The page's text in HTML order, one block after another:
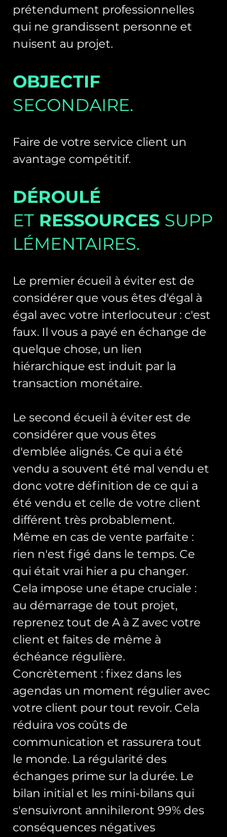
prétendument professionnelles
qui ne grandissent personne et
nuisent au projet.
OBJECTIF
SECONDAIRE.
Faire de votre service client un
avantage compétitif.
DÉROULÉ
ET RESSOURCES SUPP
LÉMENTAIRES.
Le premier écueil à éviter est de
considérer que vous êtes d'égal à
égal avec votre interlocuteur : c'est
faux. Il vous a payé en échange de
quelque chose, un lien
hiérarchique est induit par la
transaction monétaire.
Le second écueil à éviter est de
considérer que vous êtes
d'emblée alignés. Ce qui a été
vendu a souvent été mal vendu et
donc votre définition de ce qui a
été vendu et celle de votre client
différent très probablement.
Même en cas de vente parfaite :
rien n'est figé dans le temps. Ce
qui était vrai hier a pu changer.
Cela impose une étape cruciale :
au démarrage de tout projet,
reprenez tout de A à Z avec votre
client et faites de même à
échéance régulière.
Concrètement : fixez dans les
agendas un moment régulier avec
votre client pour tout revoir. Cela
réduira vos coûts de
communication et rassurera tout
le monde. La régularité des
échanges prime sur la durée. Le
bilan initial et les mini-bilans qui
s'ensuivront annihileront 99% des
conséquences négatives